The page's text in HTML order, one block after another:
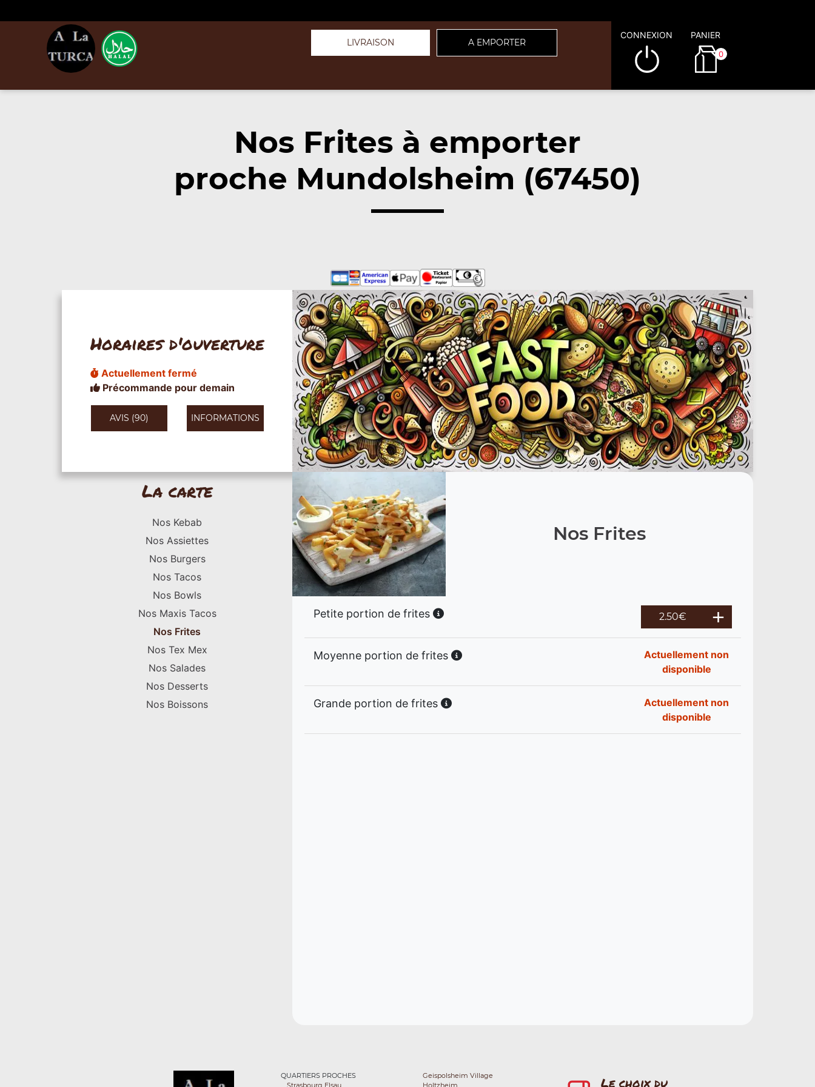
LIVRAISON A EMPORTER
CONNEXION PANIER
0
Nos Frites à emporter
proche Mundolsheim (67450)
Horaires d'ouverture
Actuellement fermé
Précommande pour demain
AVIS (90) INFORMATIONS
La carte
Nos Kebab
Nos Assiettes
Nos Burgers
Nos Tacos
Nos Bowls
Nos Maxis Tacos
Nos Frites
Nos Tex Mex
Nos Salades
Nos Desserts
Nos Boissons
Nos Frites
Petite portion de frites 2.50€
Moyenne portion de frites
Actuellement non
disponible
Grande portion de frites
Actuellement non
disponible
QUARTIERS PROCHES
Strasbourg Elsau
Geispolsheim Village
Holtzheim
Le choix du